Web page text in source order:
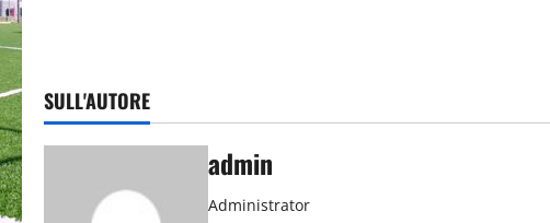
SULL'AUTORE
admin
Administrator